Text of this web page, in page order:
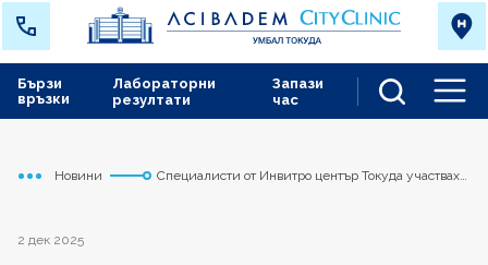
Лабораторни
резултати
Запази
час
Бързи
връзки
Начало
Токуда
Новини
Специалисти от Инвитро център Токуда участваха
2 дек 2025